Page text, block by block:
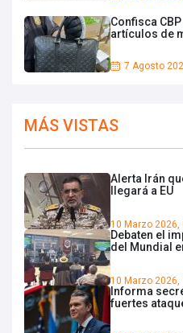
Confisca
artículos de
7 Agosto
MÁS VISTAS
Alerta Irán
llegará a EU
10 Marzo 2026,
Debaten el
del Mundial
10 Marzo 2026,
Informa
fuertes